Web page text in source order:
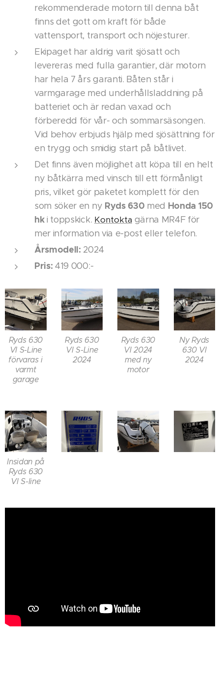
rekommenderade motorn till denna båt
finns det gott om kraft för både
vattensport, transport och nöjesturer.
Ekipaget har aldrig varit sjösatt och
levereras med fulla garantier, där motorn
har hela 7 års garanti. Båten står i
varmgarage med underhållsladdning på
batteriet och är redan vaxad och
förberedd för vår- och sommarsäsongen.
Vid behov erbjuds hjälp med sjösättning för
en trygg och smidig start på båtlivet.
Det finns även möjlighet att köpa till en helt
ny båtkärra med vinsch till ett förmånligt
pris, vilket gör paketet komplett för den
som söker en ny Ryds 630 med Honda 150
hki toppskick. Kontokta gärna MR4F för
mer information via e-post eller telefon.
Årsmodell: 2024
Pris: 419 000:-
Ryds 630
VI S-Line
förvaras i
varmt
garage
Ryds 630
VI S-Line
2024
Ryds 630
VI 2024
med ny
motor
Ny Ryds
630 VI
2024
Insidan på
Ryds 630
VI S-line